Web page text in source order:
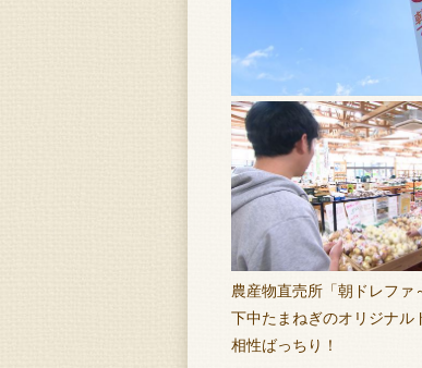
農産物直売所「朝ドレファ
下中たまねぎのオリジナル
相性ばっちり！